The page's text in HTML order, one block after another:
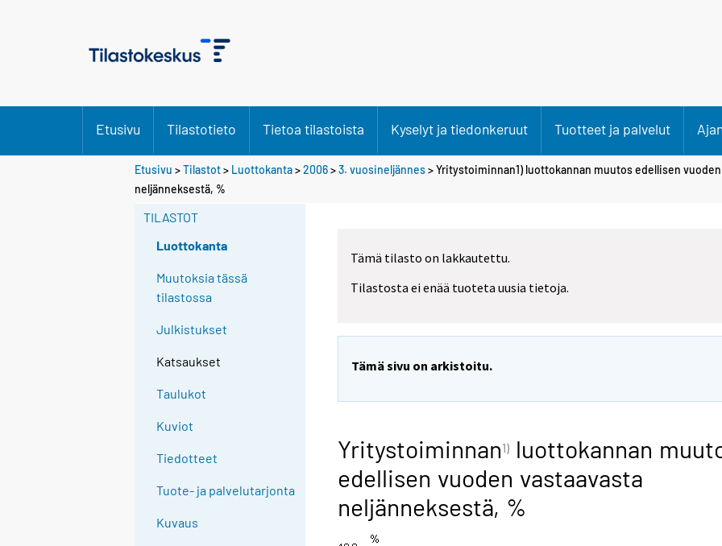
Etusivu Tilastotieto Tietoa tilastoista Kyselyt ja tiedonkeruut Tuotteet ja palvelut
Etusivu >Tilastot> Luottokanta>2006>3. vuosineljännes> Yritystoiminnan1) luottokannan muutos edellisen
neljänneksestä, %
TILASTOT
Luottokanta
Muutoksia tässä
tilastossa
Julkistukset
Katsaukset
Taulukot
Kuviot
Tiedotteet
Tuote- ja palvelutarjonta
Kuvaus
Tämä tilasto on lakkautettu.
Tilastosta ei enää tuoteta uusia tietoja.
Tämä sivu on arkistoitu.
Yritystoiminnan1) luottokannan
edellisen vuoden vastaavasta
neljänneksestä, %